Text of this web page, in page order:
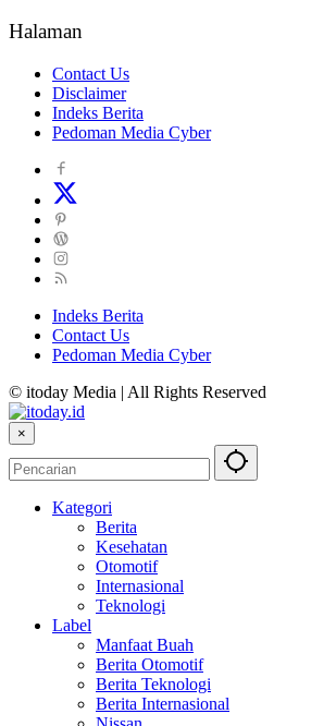
Halaman
Contact Us
Disclaimer
Indeks Berita
Pedoman Media Cyber
Indeks Berita
Contact Us
Pedoman Media Cyber
© itoday Media | All Rights Reserved
×
Kategori
Berita
Kesehatan
Otomotif
Internasional
Teknologi
Label
Manfaat Buah
Berita Otomotif
Berita Teknologi
Berita Internasional